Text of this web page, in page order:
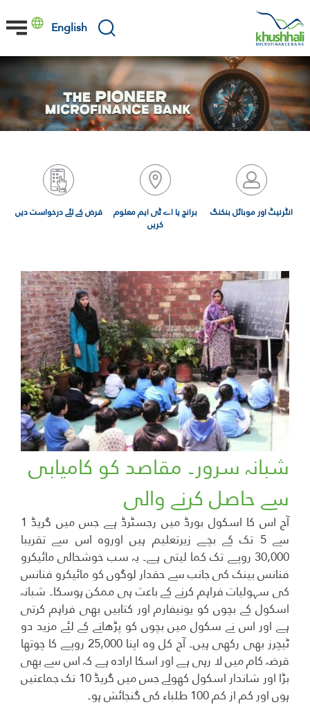
content
English
انٹرنیٹ اور موبائل بنکنگ
برانچ یا اے ٹی ایم معلوم
کریں
قرض کے لئے درخواست دیں
شبانہ سرور۔ مقاصد کو کامیابی
سے حاصل کرنے والی
آج اس کا اسکول بورڈ میں رجسٹرڈ ہے جس میں گریڈ 1
سے 5 تک کے بچے زیرتعلیم ہیں اوروہ اس سے تقریبا
30,000 روپے تک کما لیتی ہے۔ یہ سب خوشحالی مائیکرو
فنانس بینک کی جانب سے حقدار لوگوں کو مائیکرو فنانس
کی سہولیات فراہم کرنے کے باعث ہی ممکن ہوسکا۔ شبانہ
اسکول کے بچوں کو یونیفارم اور کتابیں بھی فراہم کرتی
ہے اور اس نے سکول میں بچوں کو پڑھانے کے لئے مزید دو
ٹیچرز بھی رکھی ہیں۔ آج کل وہ اپنا 25,000 روپے کا چوتھا
قرضہ کام میں لا رہی ہے اور اسکا ارادہ ہے کہ اس سے بھی
بڑا اور شاندار اسکول کھولے جس میں گریڈ 10 تک جماعتیں
ہوں اور کم از کم 100 طلباء کی گنجائش ہو۔